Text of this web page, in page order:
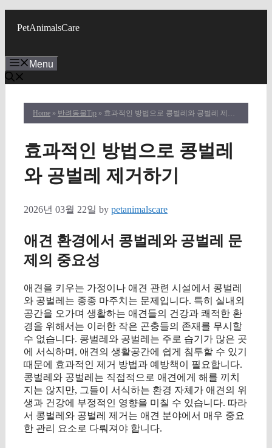
PetAnimalsCare
Menu
Home » 반려동물Tip » 효과적인 방법으로 콩벌레와 공벌레 제거하기
효과적인 방법으로 콩벌레
와 공벌레 제거하기
2026년 03월 22일 by petanimalscare
애견 환경에서 콩벌레와 공벌레 문
제의 중요성
애견을 키우는 가정이나 애견 관련 시설에서 콩벌레
와 공벌레는 종종 마주치는 문제입니다. 특히 실내외
공간을 오가며 생활하는 애견들의 건강과 쾌적한 환
경을 위해서는 이러한 작은 곤충들의 존재를 무시할
수 없습니다. 콩벌레와 공벌레는 주로 습기가 많은 곳
에 서식하며, 애견의 생활공간에 쉽게 침투할 수 있기
때문에 효과적인 제거 방법과 예방책이 필요합니다.
콩벌레와 공벌레는 직접적으로 애견에게 해를 끼치
지는 않지만, 그들이 서식하는 환경 자체가 애견의 위
생과 건강에 부정적인 영향을 미칠 수 있습니다. 따라
서 콩벌레와 공벌레 제거는 애견 분야에서 매우 중요
한 관리 요소로 다뤄져야 합니다.